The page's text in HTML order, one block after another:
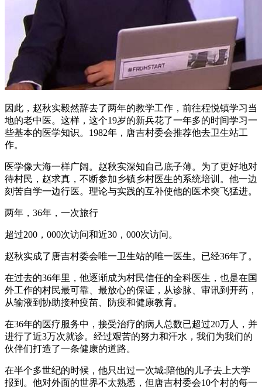
因此，赵秋实毅然辞去了两年的教学工作，前往程悦镇学习当
地的老中医。这样，这个19岁的新兵花了一年多的时间学习一
些基本的医学知识。1982年，唐吉村委会推荐他去卫生站工
作。
医学像大海一样广阔。赵秋实深知自己底子薄。为了更好地对
待村民，赵求真，不断参加乡镇乡村医生的系统培训。他一边
刻苦自学一边行医。理论与实践的互补使他的医术突飞猛进。
两年，36年，一次旅行
超过200，000次访问和近30，000次访问。
赵秋实成了唐吉村委会唯一卫生站的唯一医生。已经36年了。
在过去的36年里，他逐渐成为村民信任的全科医生，也是在国
外工作的村民最可靠、最放心的保证，从诊脉、审讯到开药，
从输液到协助接种疫苗、防疫和健康教育。
在36年的医疗服务中，接受治疗的病人总数已超过20万人，并
进行了近3万次就诊。经过艰苦的努力和汗水，我们为我们的
伙伴们打造了一条健康的道路。
在半个多世纪的时候，他只出过一次城:陪他的儿子去上大学
报到。他对外面的世界不太熟悉，但唐吉村委会10个村的每一